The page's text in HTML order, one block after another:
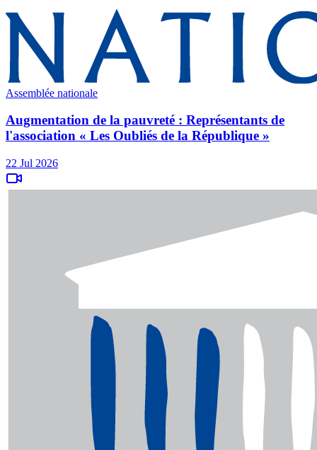
Assemblée nationale
Augmentation de la pauvreté : Représentants de
l'association « Les Oubliés de la République »
22 Jul 2026